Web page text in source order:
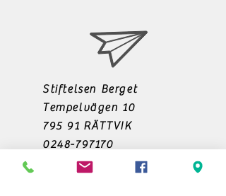
Stiftelsen Berget
Tempelvägen 10
795 91 RÄTTVIK
0248-797170